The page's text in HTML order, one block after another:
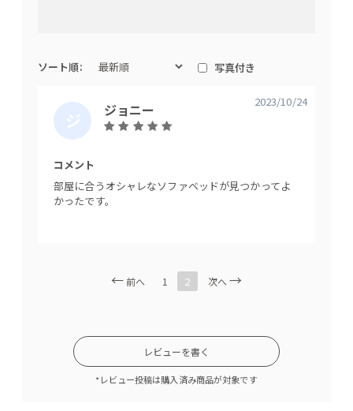
直線的でどこか愛らしいデザイン。ナチュラルな木目とモノト
ソート順: 写真付き
ジ
ョ
ニ
ー
ジョニー 2023/10/24
コメント
部屋に合うオシャレなソファベッドが見つかってよ
かったです。
前へ 1 2 次へ
レビューを書く
*レビュー投稿は購入済み商品が対象です